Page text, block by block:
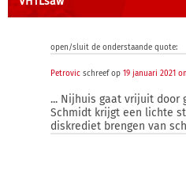
open/sluit de onderstaande quote:
Petrovic schreef op 19 januari 2021
... Nijhuis gaat vrijuit door
Schmidt krijgt een lichte
diskrediet brengen van